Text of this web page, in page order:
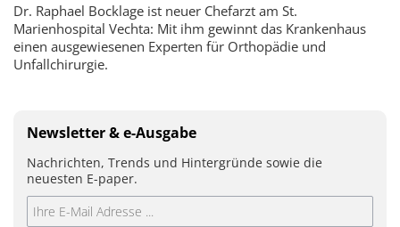
Dr. Raphael Bocklage ist neuer Chefarzt am St.
Marienhospital Vechta: Mit ihm gewinnt das Krankenhaus
einen ausgewiesenen Experten für Orthopädie und
Unfallchirurgie.
Newsletter & e-Ausgabe
Nachrichten, Trends und Hintergründe sowie die
neuesten E-paper.